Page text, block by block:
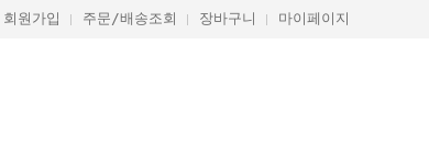
회원가입 주문/배송조회 장바구니 마이페이지